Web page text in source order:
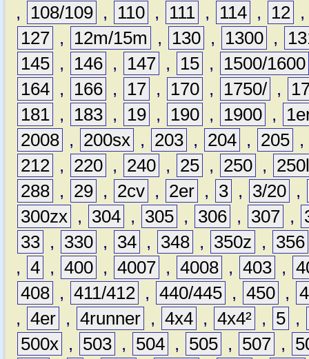
,
108/109 , 110 , 111 , 114 , 12
127 , 12m/15m , 130 , 1300 ,
145 , 146 , 147 , 15 ,
1500/1600
164 , 166 , 17 , 170 , 1750/ ,
181 , 183 , 19 , 190 , 1900 ,
2008 , 200sx , 203 , 204 , 205 ,
212 , 220 , 240 , 25 , 250 ,
288 , 29 , 2cv , 2er , 3 , 3/20 ,
300zx , 304 , 305 , 306 , 307 ,
33 , 330 , 34 , 348 , 350z ,
356
, 4 , 400 , 4007 , 4008 , 403 ,
408 , 411/412 , 440/445 , 450 ,
, 4er , 4runner , 4x4 , 4x4² , 5 ,
500x , 503 , 504 , 505 , 507 ,